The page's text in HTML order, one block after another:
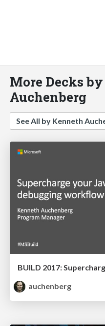
More Decks
Auchenberg
See All by Kenneth
auchenberg